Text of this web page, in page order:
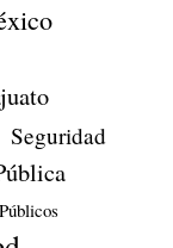
Seguridad